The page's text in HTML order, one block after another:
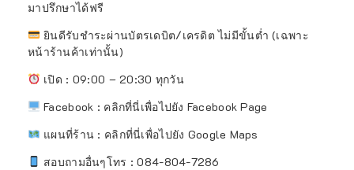
มาปรึกษาได้ฟรี
ยินดีรับชำระผ่านบัตรเดบิต/เครดิต ไม่มีขั้นต่ำ (เฉพาะ
หน้าร้านค้าเท่านั้น)
เปิด : 09:00 – 20:30 ทุกวัน
Facebook : คลิกที่นี่เพื่อไปยัง Facebook Page
แผนที่ร้าน : คลิกที่นี่เพื่อไปยัง Google Maps
สอบถามอื่นๆโทร : 084-804-7286